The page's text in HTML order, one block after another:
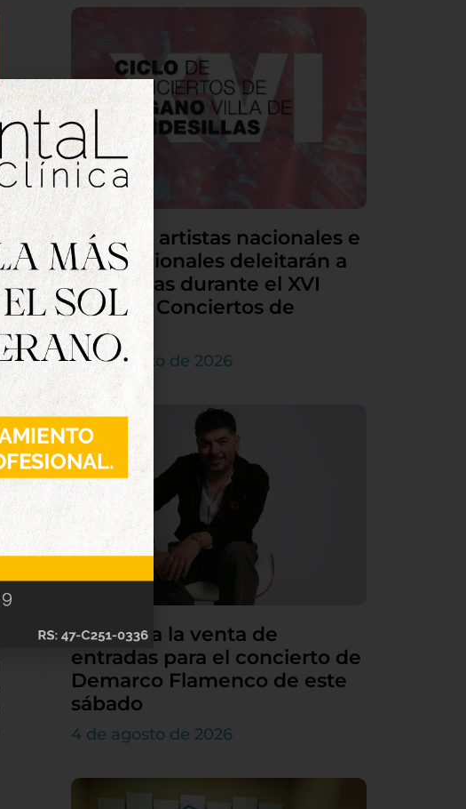
Grandes artistas nacionales e
internacionales deleitarán a
Tordesillas durante el XVI
Ciclo de Conciertos de
Órgano
4 de agosto de 2026
Continúa la venta de
entradas para el concierto de
Demarco Flamenco de este
sábado
4 de agosto de 2026